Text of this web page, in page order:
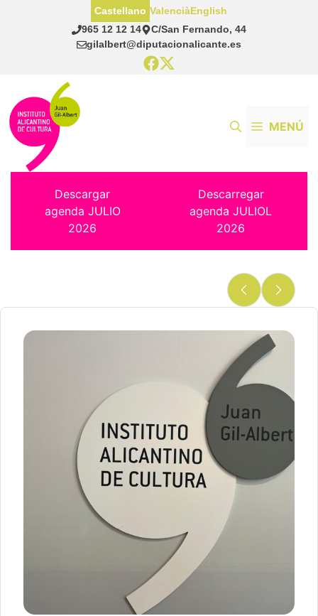
965 12 12 14
C/San Fernando, 44
gilalbert@diputacionalicante.es
Castellano ValenciàEnglish
MENÚ
Descargar
agenda JULIO
2026
Descarregar
agenda JULIOL
2026